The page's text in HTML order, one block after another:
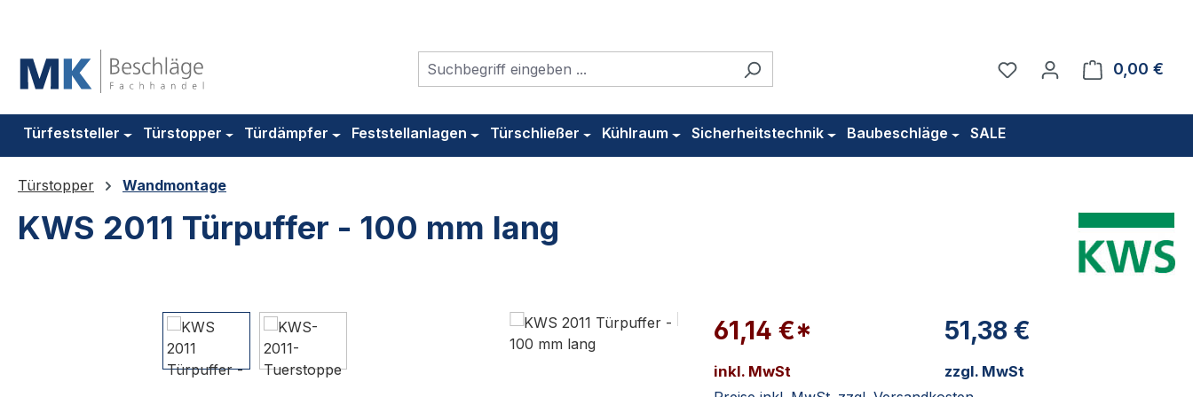
Du hast 0 Produkte auf
0,00 €
Türfeststeller Türstopper Türdämpfer Feststellanlagen Türschließer Kühlraum Sicherheitstechnik Baubeschläge SALE
Türstopper Wandmontage
KWS 2011 Türpuffer - 100 mm lang
Bildergalerie überspringen 61,14 €*
inkl. MwSt
51,38 €
zzgl. MwSt